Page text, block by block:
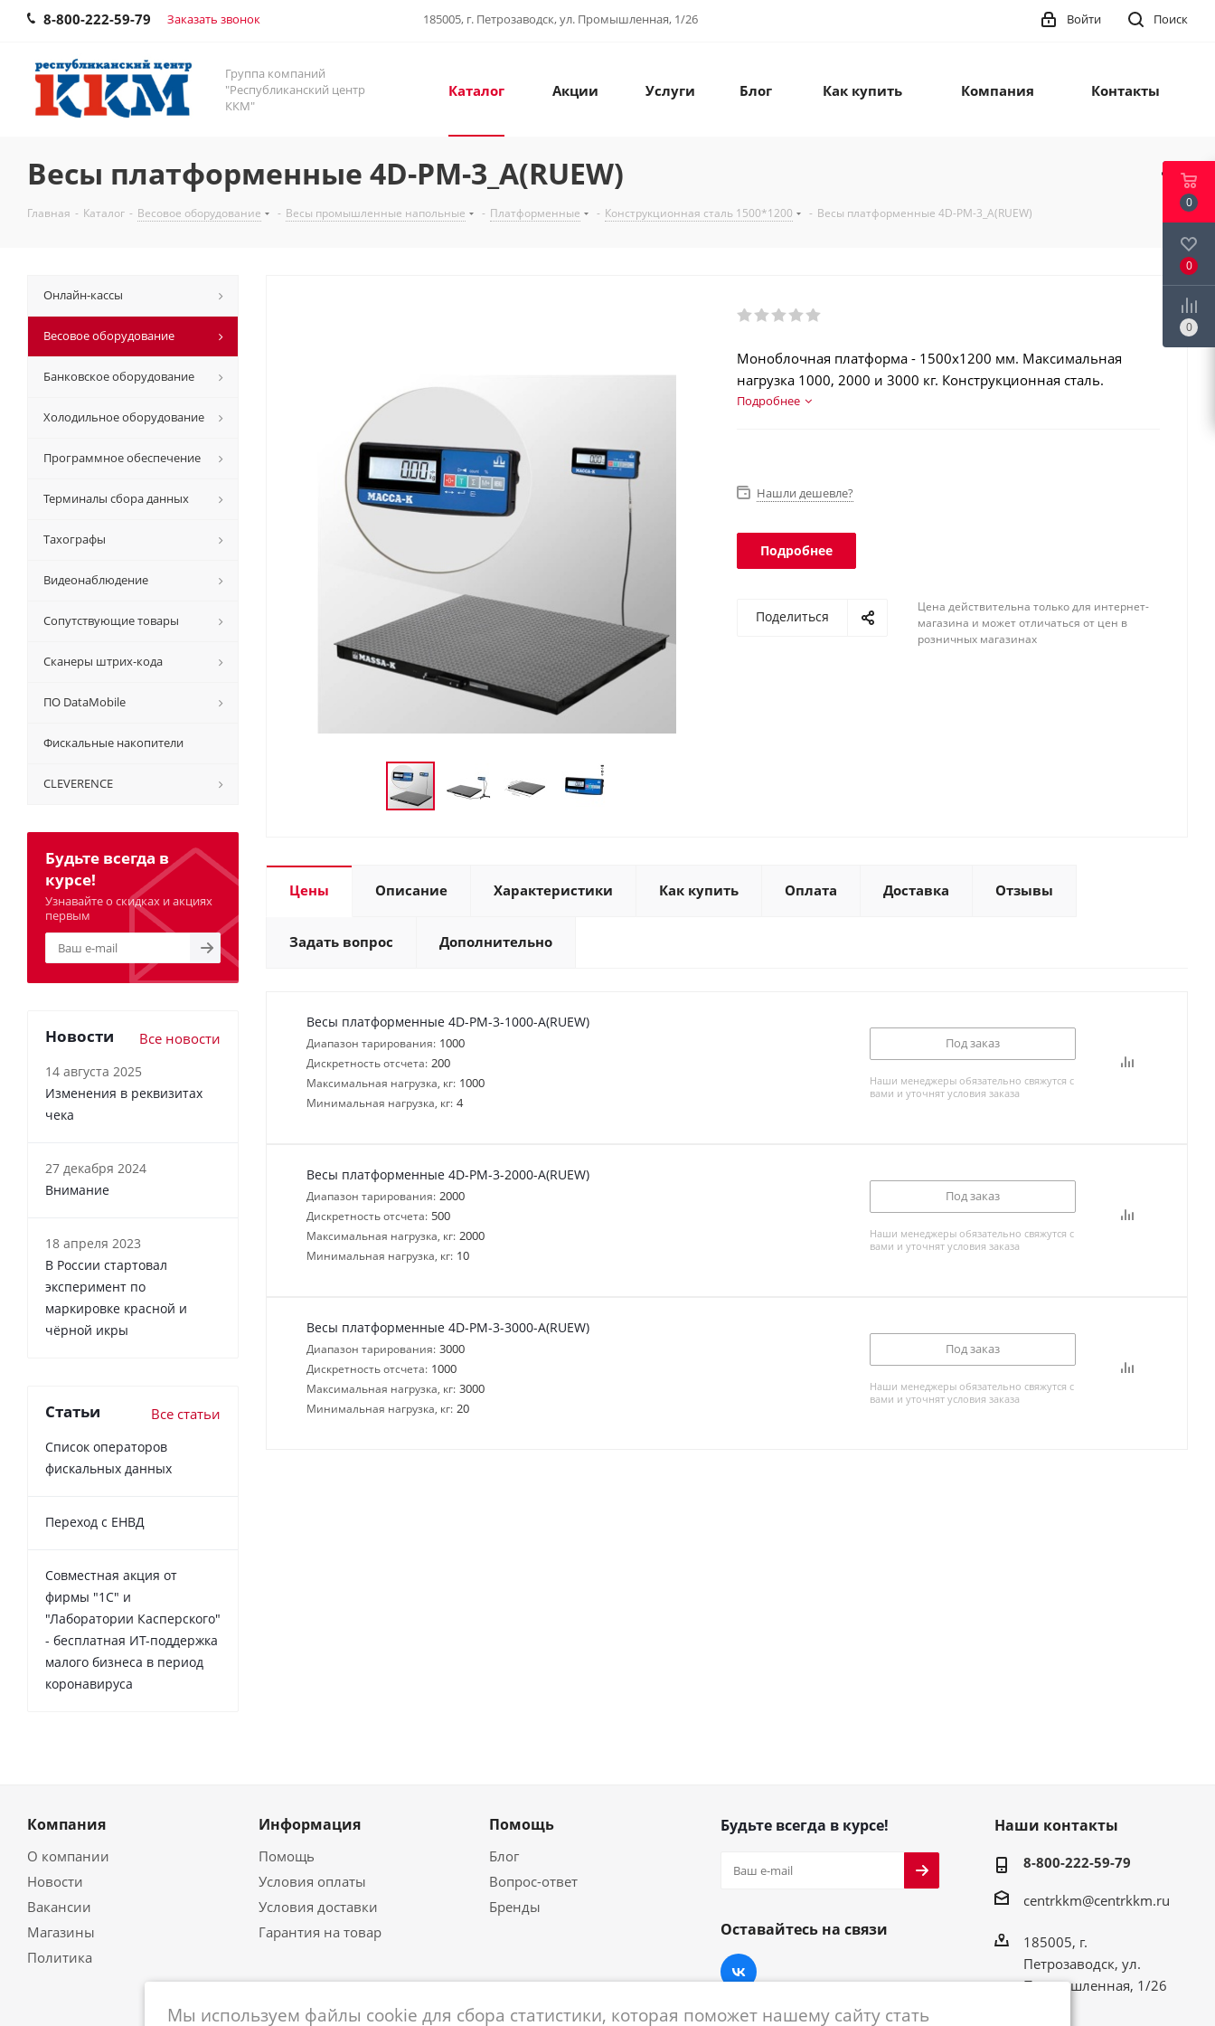
8-800-222-59-79 Заказать звонок 185005, г. Петрозаводск, ул. Промышленная, 1/26 Поиск
Войти
Группа компаний
"Республиканский центр
ККМ"
Каталог Акции Услуги Блог Как купить Компания Контакты
Весы платформенные 4D-PM-3_A(RUEW)
Главная - Каталог - Весовое оборудование - Весы промышленные напольные - Платформенные - Конструкционная сталь 1500*1200 - Весы платформенные 4D-PM-3_A(RUEW)
Моноблочная платформа - 1500х1200 мм. Максимальная
нагрузка 1000, 2000 и 3000 кг. Конструкционная сталь.
Аккумулятор. Дозаторный режим. Взвешивание животных.
Подробнее
Нашли дешевле?
Подробнее
Поделиться
Цена действительна только для интернет-
магазина и может отличаться от цен в
розничных магазинах
Цены Описание Характеристики Как купить Оплата Доставка Отзывы
Задать вопрос Дополнительно
Весы платформенные 4D-PM-3-1000-A(RUEW)
Диапазон тарирования: 1000
Дискретность отсчета: 200
Максимальная нагрузка, кг: 1000
Минимальная нагрузка, кг: 4
Под заказ
Наши менеджеры обязательно свяжутся с
вами и уточнят условия заказа
Весы платформенные 4D-PM-3-2000-A(RUEW)
Диапазон тарирования: 2000
Дискретность отсчета: 500
Максимальная нагрузка, кг: 2000
Минимальная нагрузка, кг: 10
Под заказ
Наши менеджеры обязательно свяжутся с
вами и уточнят условия заказа
Весы платформенные 4D-PM-3-3000-A(RUEW)
Диапазон тарирования: 3000
Дискретность отсчета: 1000
Максимальная нагрузка, кг: 3000
Минимальная нагрузка, кг: 20
Под заказ
Наши менеджеры обязательно свяжутся с
вами и уточнят условия заказа
Онлайн-кассы
Весовое оборудование
Банковское оборудование
Холодильное оборудование
Программное обеспечение
Терминалы сбора данных
Тахографы
Видеонаблюдение
Сопутствующие товары
Сканеры штрих-кода
ПО DataMobile
Фискальные накопители
CLEVERENCE
Будьте всегда в
курсе!
Узнавайте о скидках и акциях
первым
Новости Все новости
14 августа 2025
Изменения в реквизитах
чека
27 декабря 2024
Внимание
18 апреля 2023
В России cтартовал
эксперимент по
маркировке красной и
чёрной икры
Статьи Все статьи
Список операторов
фискальных данных
Переход с ЕНВД
Совместная акция от
фирмы "1С" и
"Лаборатории Касперского"
- бесплатная ИТ-поддержка
малого бизнеса в период
коронавируса
Компания
О компании
Новости
Вакансии
Магазины
Политика
Информация
Помощь
Условия оплаты
Условия доставки
Гарантия на товар
Помощь
Блог
Вопрос-ответ
Бренды
Будьте всегда в курсе!
Оставайтесь на связи
Наши контакты
8-800-222-59-79
centrkkm@centrkkm.ru
185005, г.
Петрозаводск, ул.
Промышленная, 1/26
Мы используем файлы cookie для сбора статистики, которая поможет нашему сайту стать
0
0
0